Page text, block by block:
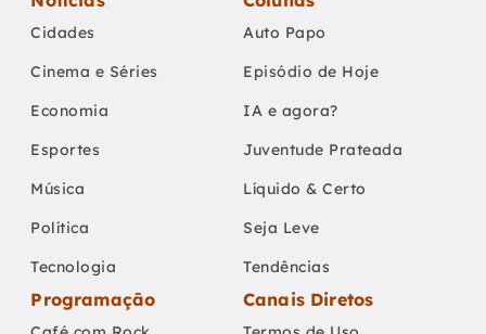
Cidades
Cinema e Séries
Economia
Esportes
Música
Política
Tecnologia
Auto Papo
Episódio de Hoje
IA e agora?
Juventude Prateada
Líquido & Certo
Seja Leve
Tendências
Programação Canais Diretos